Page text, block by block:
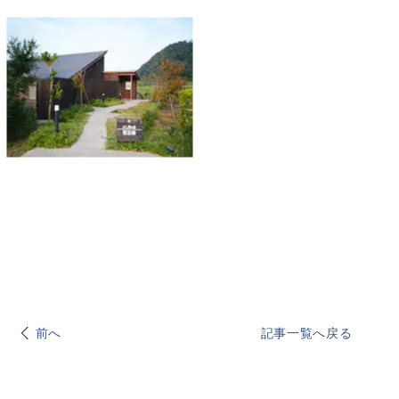
前へ 記事一覧へ戻る